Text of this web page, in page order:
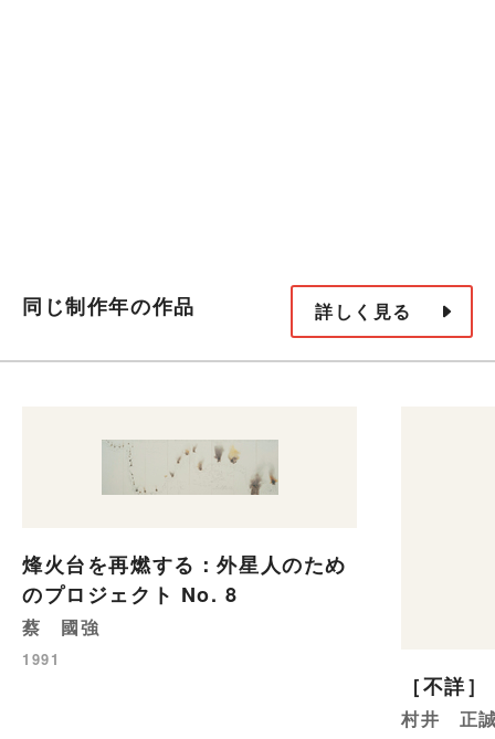
同じ制作年の作品 詳しく見る
烽火台を再燃する：外星人のため
のプロジェクト No. 8
蔡 國強
1991
［不詳］
村井 正